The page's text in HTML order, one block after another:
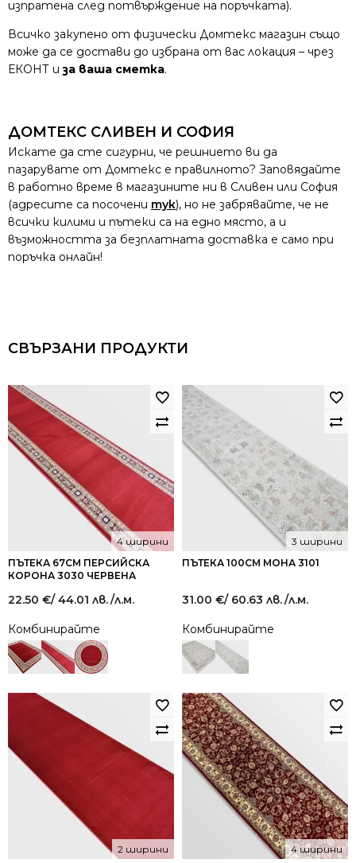
изпратена след потвърждение на поръчката).
Всичко закупено от физически Домтекс магазин също
може да се достави до избрана от вас локация – чрез
ЕКОНТ иза ваша сметка.
ДОМТЕКС СЛИВЕН И СОФИЯ
Искате да сте сигурни, че решнието ви да
пазарувате от Домтекс е правилното? Заповядайте
в работно време в магазините ни в Сливен или София
(адресите са посочени тук), но не забрявайте, че не
всички килими и пътеки са на едно място, а и
възможността за безплатната доставка е само при
поръчка онлайн!
СВЪРЗАНИ ПРОДУКТИ
ПЪТЕКА 67СМ ПЕРСИЙСКА
КОРОНА 3030 ЧЕРВЕНА
4 ширини
22.50 €/ 44.01 лв./л.м.
Комбинирайте
ПЪТЕКА 100СМ МОНА 3101
3 ширини
31.00 €/ 60.63 лв./л.м.
Комбинирайте
2 ширини 4 ширини